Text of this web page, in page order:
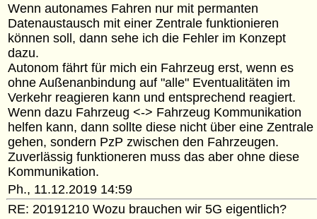
Wenn autonames Fahren nur mit permanten
Datenaustausch mit einer Zentrale funktionieren
können soll, dann sehe ich die Fehler im Konzept
dazu.
Autonom fährt für mich ein Fahrzeug erst, wenn es
ohne Außenanbindung auf "alle" Eventualitäten im
Verkehr reagieren kann und entsprechend reagiert.
Wenn dazu Fahrzeug <-> Fahrzeug Kommunikation
helfen kann, dann sollte diese nicht über eine Zentrale
gehen, sondern PzP zwischen den Fahrzeugen.
Zuverlässig funktioneren muss das aber ohne diese
Kommunikation.
Ph., 11.12.2019 14:59
RE: 20191210 Wozu brauchen wir 5G eigentlich?